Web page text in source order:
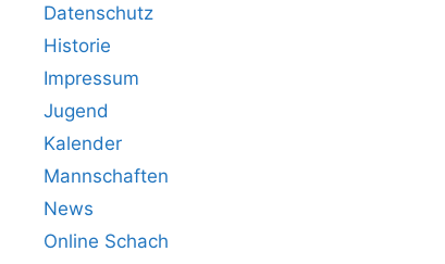
Datenschutz
Historie
Impressum
Jugend
Kalender
Mannschaften
News
Online Schach